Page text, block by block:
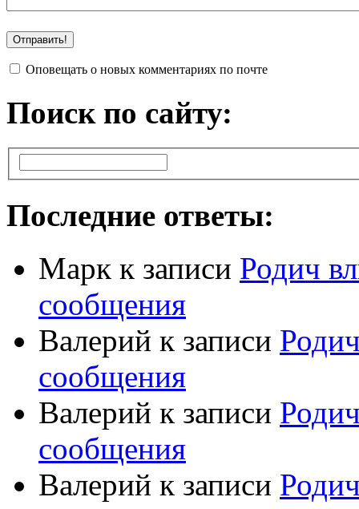
Оповещать о новых комментариях по почте
Поиск по сайту:
Последние ответы:
Марк к записи Родич
сообщения
Валерий к записи
сообщения
Валерий к записи
сообщения
Валерий к записи